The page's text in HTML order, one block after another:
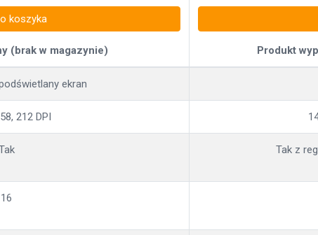
koszyka
(brak w magazynie) Produkt
ekran
212 DPI
Tak z
16